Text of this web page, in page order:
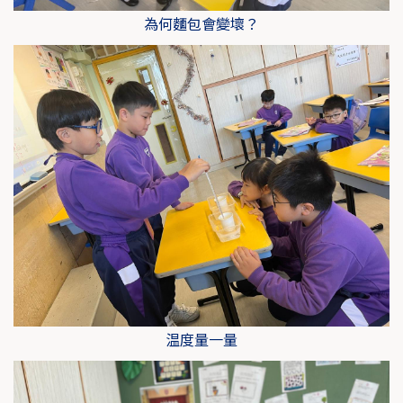
為何麵包會變壞？
温度量一量